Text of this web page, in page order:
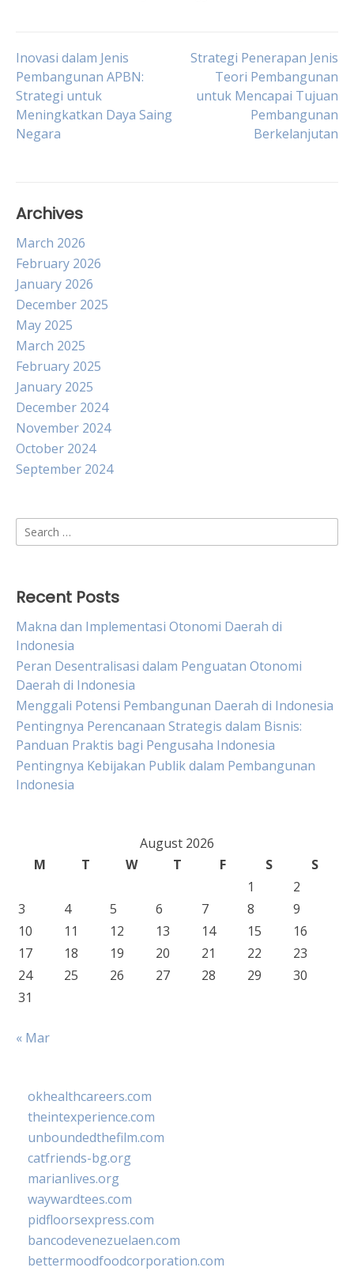
Post
navigation
Inovasi dalam Jenis
Pembangunan APBN:
Strategi untuk
Meningkatkan Daya Saing
Negara
Strategi Penerapan Jenis
Teori Pembangunan
untuk Mencapai Tujuan
Pembangunan
Berkelanjutan
Archives
March 2026
February 2026
January 2026
December 2025
May 2025
March 2025
February 2025
January 2025
December 2024
November 2024
October 2024
September 2024
Search
for:
Recent Posts
Makna dan Implementasi Otonomi Daerah di
Indonesia
Peran Desentralisasi dalam Penguatan Otonomi
Daerah di Indonesia
Menggali Potensi Pembangunan Daerah di Indonesia
Pentingnya Perencanaan Strategis dalam Bisnis:
Panduan Praktis bagi Pengusaha Indonesia
Pentingnya Kebijakan Publik dalam Pembangunan
Indonesia
August 2026
M
T W T F S
S
1
2
3
4 5 6 7 8
9
10
11 12 13 14 15
16
17
18 19 20 21 22
23
24
25 26 27 28 29
30
31
« Mar
okhealthcareers.com
theintexperience.com
unboundedthefilm.com
catfriends-bg.org
marianlives.org
waywardtees.com
pidfloorsexpress.com
bancodevenezuelaen.com
bettermoodfoodcorporation.com